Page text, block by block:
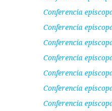
Conferencia
Conferencia
Conferencia
Conferencia
Conferencia
Conferencia
Conferencia